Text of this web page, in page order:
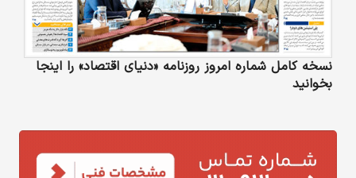
نسخه کامل شماره امروز روزنامه «دنیای‌ اقتصاد» را اینجا
بخوانید